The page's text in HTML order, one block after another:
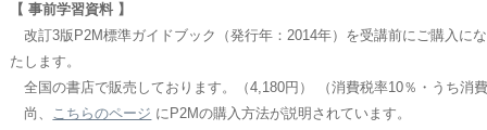
【 事前学習資料 】
改訂3版P2M標準ガイドブック（発行年：2014年）を受講前にご購入に
たします。
全国の書店で販売しております。（4,180円） （消費税率10％・うち消
尚、 こちらのページ にP2Mの購入方法が説明されています。